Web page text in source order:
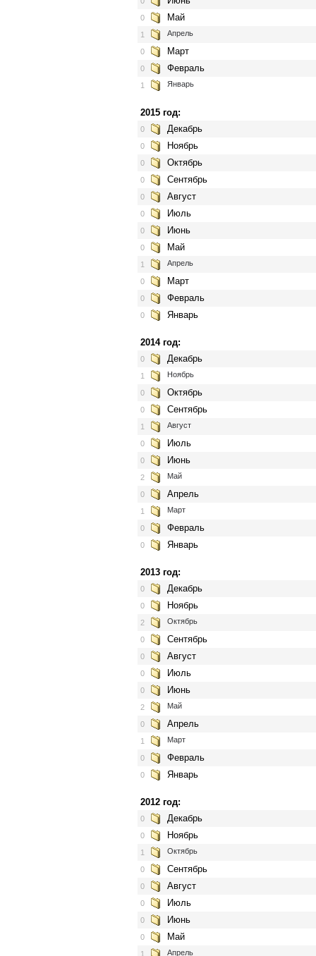
0 Май
1 Апрель
0 Март
0 Февраль
1 Январь
2015 год:
0 Декабрь
0 Ноябрь
0 Октябрь
0 Сентябрь
0 Август
0 Июль
0 Июнь
0 Май
1 Апрель
0 Март
0 Февраль
0 Январь
2014 год:
0 Декабрь
1 Ноябрь
0 Октябрь
0 Сентябрь
1 Август
0 Июль
0 Июнь
2 Май
0 Апрель
1 Март
0 Февраль
0 Январь
2013 год:
0 Декабрь
0 Ноябрь
2 Октябрь
0 Сентябрь
0 Август
0 Июль
0 Июнь
2 Май
0 Апрель
1 Март
0 Февраль
0 Январь
2012 год:
0 Декабрь
0 Ноябрь
1 Октябрь
0 Сентябрь
0 Август
0 Июль
0 Июнь
0 Май
1 Апрель